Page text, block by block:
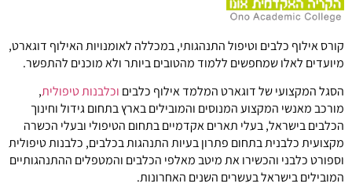
קורס אילוף כלבים וטיפול התנהגותי, במכללה לאומנויות האילוף דוגארט,
מיועדים לאלו שמחפשים ללמוד מהטובים ביותר ולא מוכנים להתפשר.
הסגל המקצועי של דוגארט המלמד אילוף כלבים וכלבנות טיפולית,
מורכב מאנשי המקצוע המנוסים והמובילים בארץ בתחום גידול וחינוך
הכלבים בישראל, בעלי תארים אקדמיים בתחום הטיפולי ובעלי הכשרה
מקצועית כלבנית בתחום פתרון בעיות התנהגות בכלבים, כלבנות טיפולית
וספורט כלבני והכשירו את מיטב מאלפי הכלבים והמטפלים ההתנהגותיים
המובילים בישראל בעשרים השנים האחרונות.